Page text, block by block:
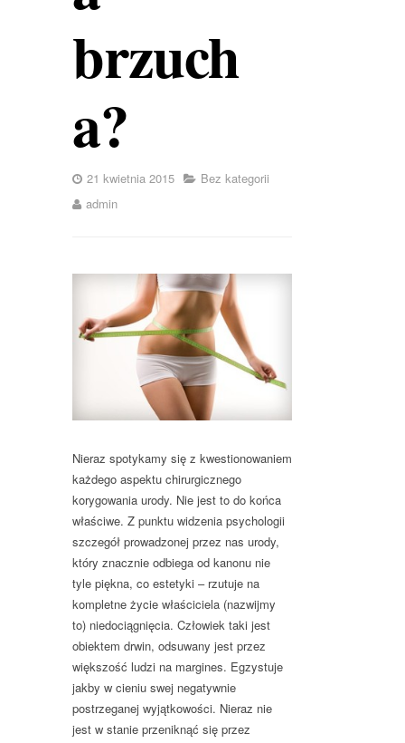
brzuch
a?
21 kwietnia 2015
Bez kategorii
admin
Nieraz spotykamy się z kwestionowaniem
każdego aspektu chirurgicznego
korygowania urody. Nie jest to do końca
właściwe. Z punktu widzenia psychologii
szczegół prowadzonej przez nas urody,
który znacznie odbiega od kanonu nie
tyle piękna, co estetyki – rzutuje na
kompletne życie właściciela (nazwijmy
to) niedociągnięcia. Człowiek taki jest
obiektem drwin, odsuwany jest przez
większość ludzi na margines. Egzystuje
jakby w cieniu swej negatywnie
postrzeganej wyjątkowości. Nieraz nie
jest w stanie przeniknąć się przez